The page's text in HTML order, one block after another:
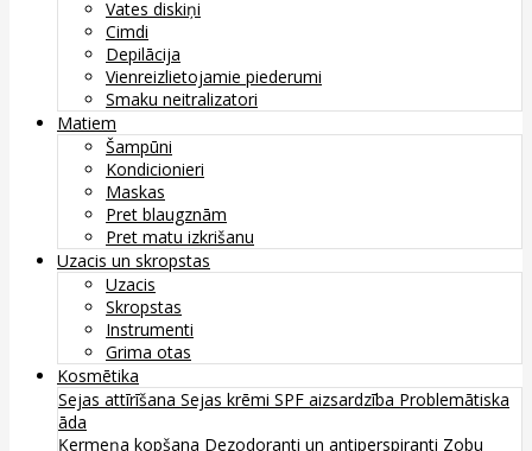
Vates diskiņi
Cimdi
Depilācija
Vienreizlietojamie piederumi
Smaku neitralizatori
Matiem
Šampūni
Kondicionieri
Maskas
Pret blaugznām
Pret matu izkrišanu
Uzacis un skropstas
Uzacis
Skropstas
Instrumenti
Grima otas
Kosmētika
Sejas attīrīšana Sejas krēmi SPF aizsardzība Problemātiska
āda
Ķermeņa kopšana Dezodoranti un antiperspiranti Zobu